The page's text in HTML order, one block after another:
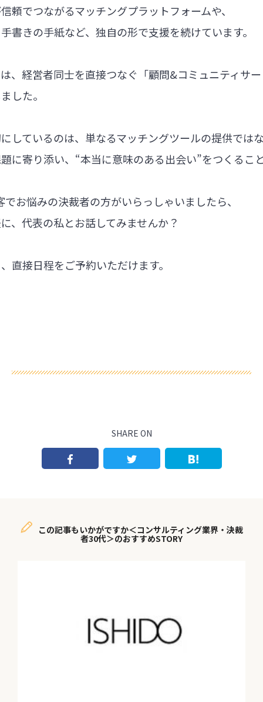
頼でつながるマッチングプラットフォームや、
書きの手紙など、独自の形で支援を続けています。
、経営者同士を直接つなぐ「顧問&コミュニティサ
した。
しているのは、単なるマッチングツールの提供では
に寄り添い、“本当に意味のある出会い”をつくるこ
お悩みの決裁者の方がいらっしゃいましたら、
、代表の私とお話してみませんか？
直接日程をご予約いただけます。
SHARE ON
この記事もいかがですか＜コンサルティング業界・決裁
者30代＞のおすすめSTORY